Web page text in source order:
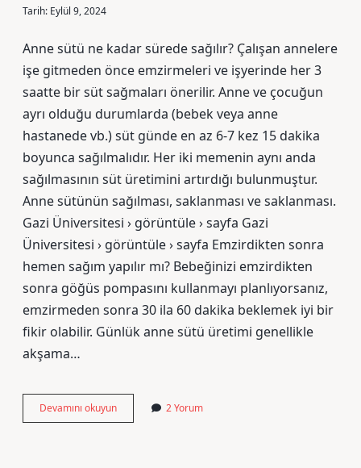
Tarih: Eylül 9, 2024
Anne sütü ne kadar sürede sağılır? Çalışan annelere
işe gitmeden önce emzirmeleri ve işyerinde her 3
saatte bir süt sağmaları önerilir. Anne ve çocuğun
ayrı olduğu durumlarda (bebek veya anne
hastanede vb.) süt günde en az 6-7 kez 15 dakika
boyunca sağılmalıdır. Her iki memenin aynı anda
sağılmasının süt üretimini artırdığı bulunmuştur.
Anne sütünün sağılması, saklanması ve saklanması.
Gazi Üniversitesi › görüntüle › sayfa Gazi
Üniversitesi › görüntüle › sayfa Emzirdikten sonra
hemen sağım yapılır mı? Bebeğinizi emzirdikten
sonra göğüs pompasını kullanmayı planlıyorsanız,
emzirmeden sonra 30 ila 60 dakika beklemek iyi bir
fikir olabilir. Günlük anne sütü üretimi genellikle
akşama…
Devamını okuyunAnne
Sütü
2 Yorum